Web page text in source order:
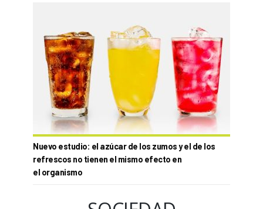
Nuevo estudio: el azúcar de los zumos y el de los
refrescos no tienen el mismo efecto en
el organismo